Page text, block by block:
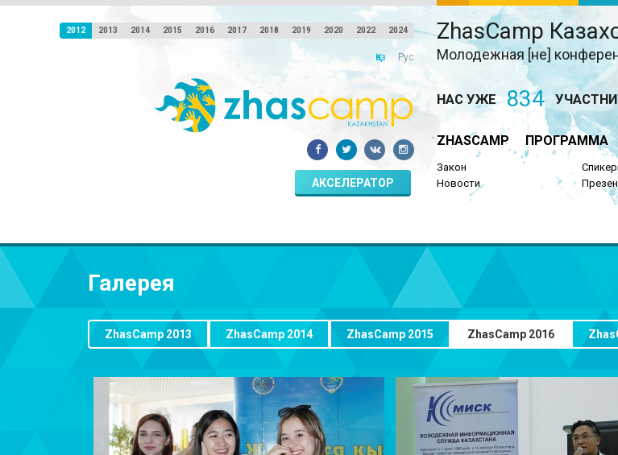
2012 2013 2014 2015 2016 2017 2018 2019 2020 2022 2024
Қаз Рус
ZhasCamp
Молодежная [не]
АКСЕЛЕРАТОР
НАС УЖЕ 834
ZHASCAMP ПРОГРАММА
Закон
Новости
Галерея
ZhasCamp 2013 ZhasCamp 2014 ZhasCamp 2015 ZhasCamp 2016